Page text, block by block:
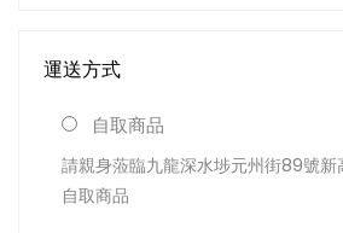
運送方式
自取商品
請親身蒞臨九龍深水埗元州街89號
自取商品